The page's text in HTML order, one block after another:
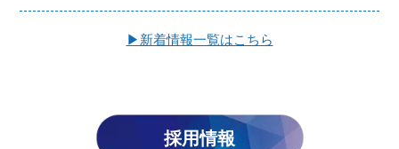
▶新着情報一覧はこちら
採用情報